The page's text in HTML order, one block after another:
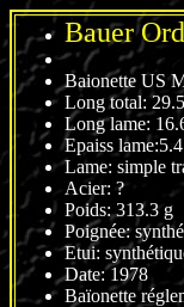
Bauer
Baionette US
Long total:
Long lame:
Epaiss
Lame: simple
Acier: ?
Poids: 313.3 g
Poignée:
Etui:
Date: 1978
Baïonette